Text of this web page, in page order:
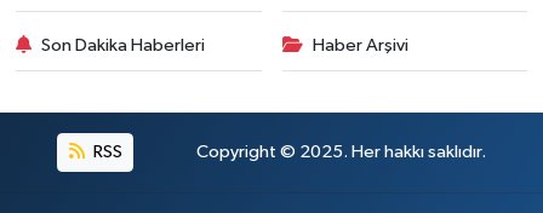
Son Dakika Haberleri Haber Arşivi
RSS Copyright © 2025. Her hakkı saklıdır.